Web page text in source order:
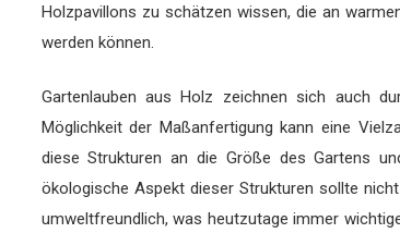
Holzpavillons zu schätzen wissen, die an
werden können.
Gartenlauben aus Holz zeichnen sich auch
Möglichkeit der Maßanfertigung kann eine
diese Strukturen an die Größe des Gartens
ökologische Aspekt dieser Strukturen sollte
umweltfreundlich, was heutzutage immer